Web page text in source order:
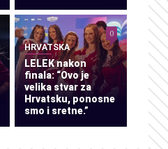
HRVATSKA
LELEK nakon
finala: “Ovo je
velika stvar za
Hrvatsku, ponosne
smo i sretne.”
0